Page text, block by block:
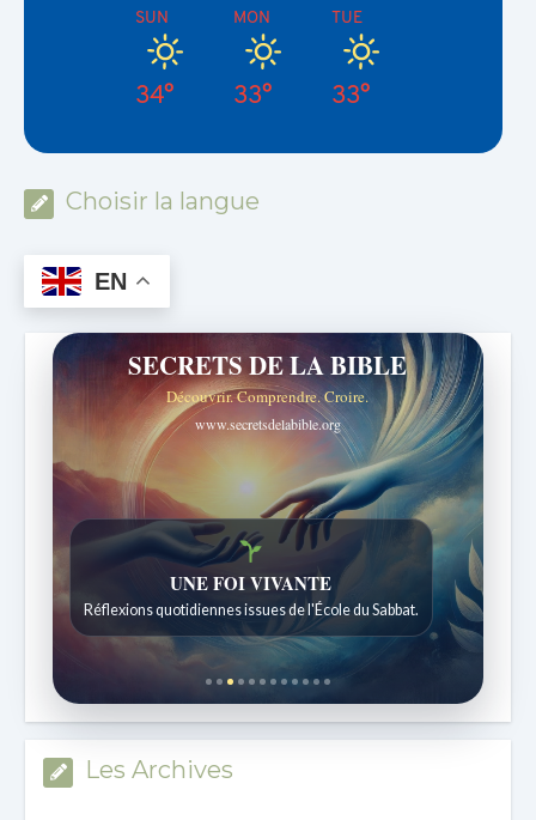
SUN
34°
MON
33°
TUE
33°
Choisir la langue
EN
SECRETS DE LA BIBLE
Découvrir. Comprendre. Croire.
www.secretsdelabible.org
UNE FOI VIVANTE
Réflexions quotidiennes issues de l'École du Sabbat.
Les Archives